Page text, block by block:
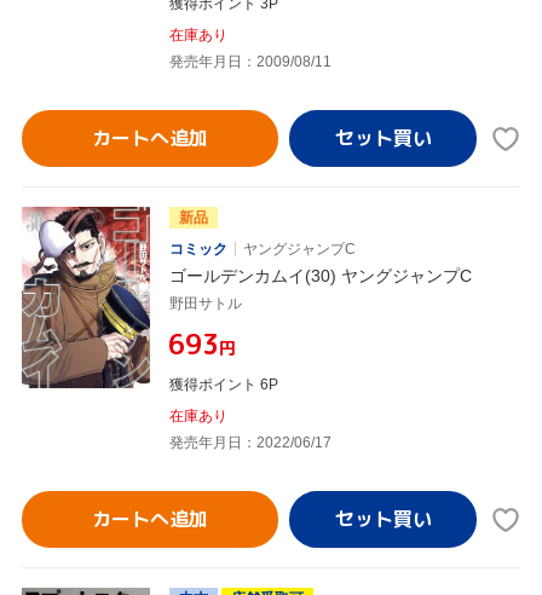
獲得ポイント 3P
在庫あり
発売年月日：2009/08/11
カートへ追加
新品
コミック
ヤングジャンプC
ゴールデンカムイ(30) ヤングジャンプC
野田サトル
¥693円
獲得ポイント 6P
在庫あり
発売年月日：2022/06/17
カートへ追加